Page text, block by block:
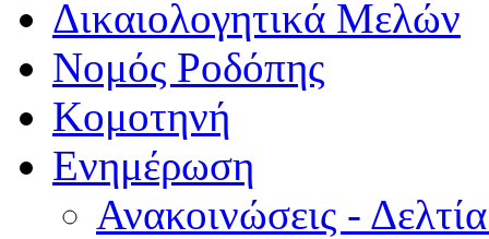
Δικαιολογητικά Μελών
Νομός Ροδόπης
Κομοτηνή
Ενημέρωση
Ανακοινώσεις -